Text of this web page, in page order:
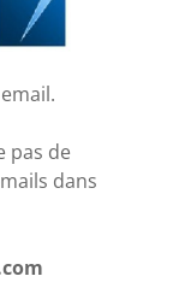
pas de
dans